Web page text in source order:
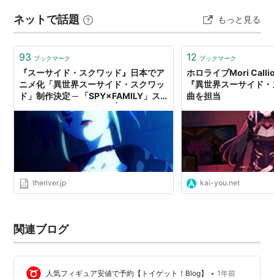
【Amazonビデオ】異世界スーサイド・スクワッド｜
20…
ネットで話題 もっと見る
93 ブックマーク
『スーサイド・スクワッド』日本でア
ニメ化「異世界スーサイド・スクワッ
ド」制作決定 ─ 「SPY×FAMILY」ス
theriver.jp
12 ブックマーク
ホロライブMori
『異世界スーサイド
曲を担当
kai-you.net
関連ブログ
人気フィギュア安値で予約【トイゲット！Blog】 • 1年前